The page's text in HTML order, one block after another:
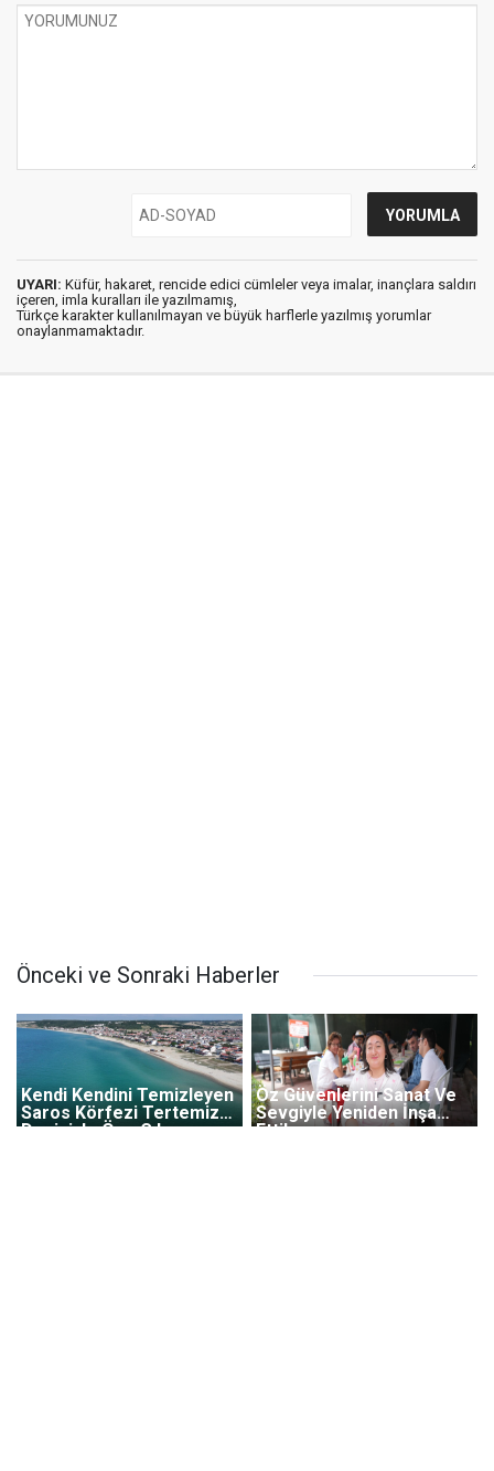
UYARI: Küfür, hakaret, rencide edici cümleler veya imalar, inançlara saldırı
içeren, imla kuralları ile yazılmamış,
Türkçe karakter kullanılmayan ve büyük harflerle yazılmış yorumlar
onaylanmamaktadır.
Önceki ve Sonraki Haberler
Kendi Kendini Temizleyen
Saros Körfezi Tertemiz
Deniziyle Öne Çıkıyor
Öz Güvenlerini Sanat Ve
Sevgiyle Yeniden İnşa
Ettiler